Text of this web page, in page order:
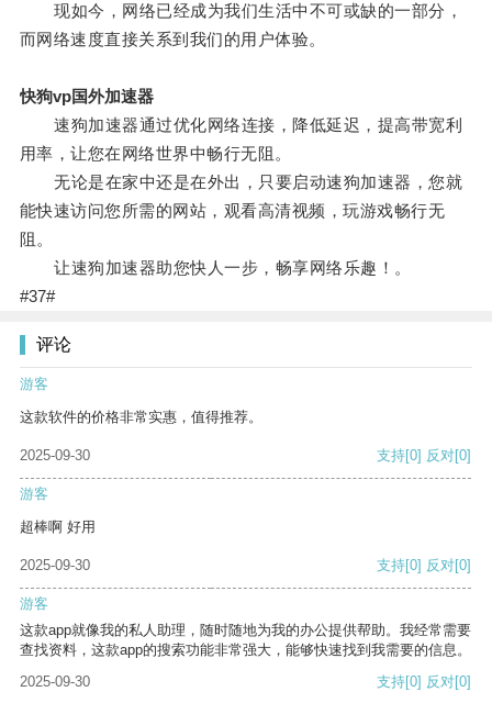
现如今，网络已经成为我们生活中不可或缺的一部分，
而网络速度直接关系到我们的用户体验。
快狗vp国外加速器
速狗加速器通过优化网络连接，降低延迟，提高带宽利
用率，让您在网络世界中畅行无阻。
无论是在家中还是在外出，只要启动速狗加速器，您就
能快速访问您所需的网站，观看高清视频，玩游戏畅行无
阻。
让速狗加速器助您快人一步，畅享网络乐趣！。
#37#
评论
游客
这款软件的价格非常实惠，值得推荐。
2025-09-30 支持[0] 反对[0]
游客
超棒啊 好用
2025-09-30 支持[0] 反对[0]
游客
这款app就像我的私人助理，随时随地为我的办公提供帮助。我经常需要
查找资料，这款app的搜索功能非常强大，能够快速找到我需要的信息。
2025-09-30
支持[0] 反对[0]